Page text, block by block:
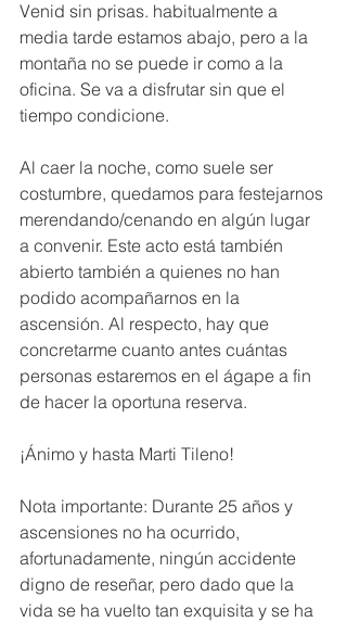
Venid sin prisas. habitualmente a
media tarde estamos abajo, pero a la
montaña no se puede ir como a la
oficina. Se va a disfrutar sin que el
tiempo condicione.
Al caer la noche, como suele ser
costumbre, quedamos para festejarnos
merendando/cenando en algún lugar
a convenir. Este acto está también
abierto también a quienes no han
podido acompañarnos en la
ascensión. Al respecto, hay que
concretarme cuanto antes cuántas
personas estaremos en el ágape a fin
de hacer la oportuna reserva.
¡Ánimo y hasta Marti Tileno!
Nota importante: Durante 25 años y
ascensiones no ha ocurrido,
afortunadamente, ningún accidente
digno de reseñar, pero dado que la
vida se ha vuelto tan exquisita y se ha